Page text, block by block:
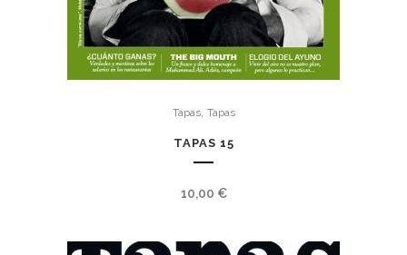
Tapas, Tapas
TAPAS 15
10,00 €